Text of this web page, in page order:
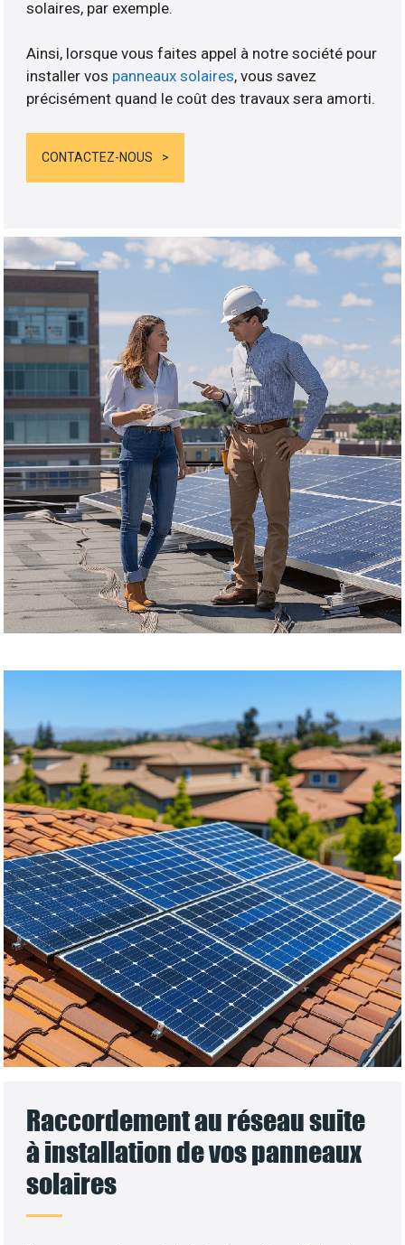
solaires, par exemple.
Ainsi, lorsque vous faites appel à notre société pour
installer vos panneaux solaires, vous savez
précisément quand le coût des travaux sera amorti.
CONTACTEZ-NOUS
Raccordement au réseau suite
à installation de vos panneaux
solaires